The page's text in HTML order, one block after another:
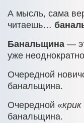
А мысль, сама
читаешь…
Банальщина —
уже
Очередной
банальщина.
Очередной «
банальщина.